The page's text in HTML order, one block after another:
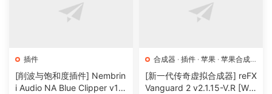
插件
[削波与饱和度插件] Nembrin
i Audio NA Blue Clipper v1.
合成器 · 插件 · 苹果 · 苹果合成
器
[新一代传奇虚拟合成器] reFX
Vanguard 2 v2.1.15-V.R [Wi